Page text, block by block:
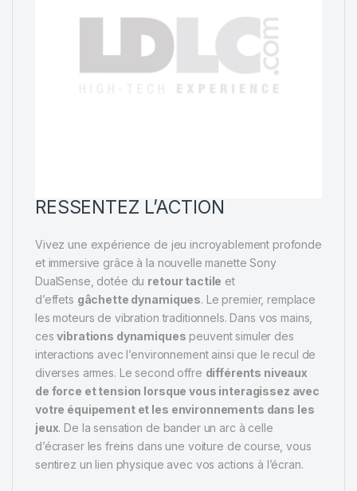
RESSENTEZ L’ACTION
Vivez une expérience de jeu incroyablement profonde
et immersive grâce à la nouvelle manette Sony
DualSense, dotée du retour tactile et
d’effets gâchette dynamiques. Le premier, remplace
les moteurs de vibration traditionnels. Dans vos mains,
cesvibrations dynamiques peuvent simuler des
interactions avec l’environnement ainsi que le recul de
diverses armes. Le second offre différents niveaux
de force et tension lorsque vous interagissez avec
votre équipement et les environnements dans les
jeux. De la sensation de bander un arc à celle
d’écraser les freins dans une voiture de course, vous
sentirez un lien physique avec vos actions à l’écran.